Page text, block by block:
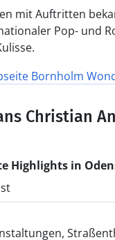
mit Auftritten
Pop- und
Bornholm
Christian
Highlights in